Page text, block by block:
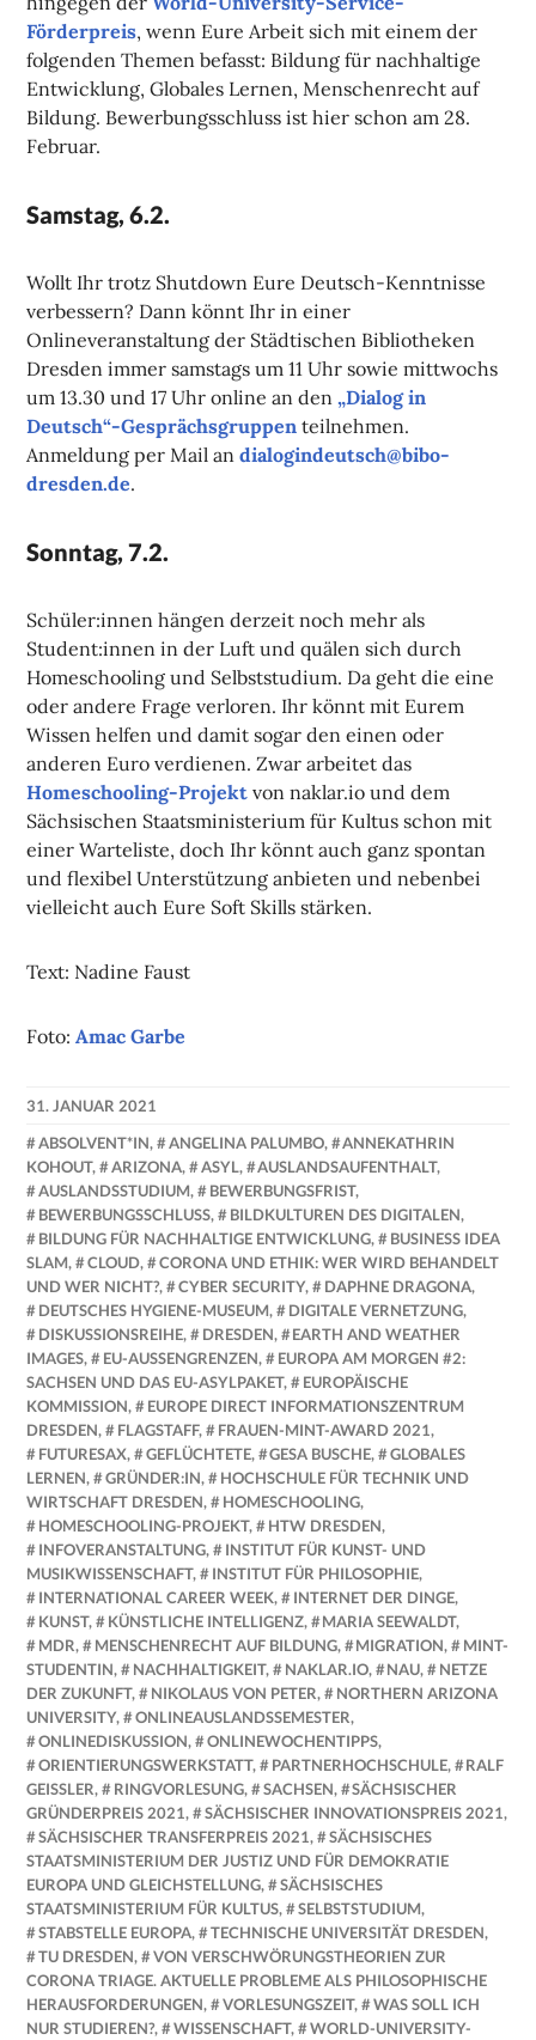
Förderpreis, wenn Eure Arbeit sich mit einem der
folgenden Themen befasst: Bildung für nachhaltige
Entwicklung, Globales Lernen, Menschenrecht auf
Bildung. Bewerbungsschluss ist hier schon am 28.
Februar.
Samstag, 6.2.
Wollt Ihr trotz Shutdown Eure Deutsch-Kenntnisse
verbessern? Dann könnt Ihr in einer
Onlineveranstaltung der Städtischen Bibliotheken
Dresden immer samstags um 11 Uhr sowie mittwochs
um 13.30 und 17 Uhr online an den„Dialog in
Deutsch“-Gesprächsgruppen teilnehmen.
Anmeldung per Mail andialogindeutsch@bibo-
dresden.de.
Sonntag, 7.2.
Schüler:innen hängen derzeit noch mehr als
Student:innen in der Luft und quälen sich durch
Homeschooling und Selbststudium. Da geht die eine
oder andere Frage verloren. Ihr könnt mit Eurem
Wissen helfen und damit sogar den einen oder
anderen Euro verdienen. Zwar arbeitet das
Homeschooling-Projekt von naklar.io und dem
Sächsischen Staatsministerium für Kultus schon mit
einer Warteliste, doch Ihr könnt auch ganz spontan
und flexibel Unterstützung anbieten und nebenbei
vielleicht auch Eure Soft Skills stärken.
Text: Nadine Faust
Foto:Amac Garbe
31. JANUAR 2021
NADINE
FAUST
ABSOLVENT*IN, ANGELINA PALUMBO,
ANNEKATHRIN
KOHOUT, ARIZONA, ASYL, AUSLANDSAUFENTHALT,
AUSLANDSSTUDIUM, BEWERBUNGSFRIST,
BEWERBUNGSSCHLUSS, BILDKULTUREN DES DIGITALEN,
BILDUNG FÜR NACHHALTIGE ENTWICKLUNG,
BUSINESS IDEA
SLAM, CLOUD,
CORONA UND ETHIK: WER WIRD BEHANDELT
UND WER NICHT?, CYBER SECURITY, DAPHNE DRAGONA,
DEUTSCHES HYGIENE-MUSEUM, DIGITALE VERNETZUNG,
DISKUSSIONSREIHE, DRESDEN,
EARTH AND WEATHER
IMAGES, EU-AUSSENGRENZEN ,
EUROPA AM MORGEN #2:
SACHSEN UND DAS EU-ASYLPAKET,
EUROPÄISCHE
KOMMISSION,
EUROPE DIRECT INFORMATIONSZENTRUM
DRESDEN, FLAGSTAFF, FRAUEN-MINT-AWARD 2021,
FUTURESAX, GEFLÜCHTETE, GESA BUSCHE,
GLOBALES
LERNEN, GRÜNDER:IN,
HOCHSCHULE FÜR TECHNIK UND
WIRTSCHAFT DRESDEN, HOMESCHOOLING,
HOMESCHOOLING-PROJEKT, HTW DRESDEN,
INFOVERANSTALTUNG,
INSTITUT FÜR KUNST- UND
MUSIKWISSENSCHAFT, INSTITUT FÜR PHILOSOPHIE,
INTERNATIONAL CAREER WEEK, INTERNET DER DINGE,
KUNST, KÜNSTLICHE INTELLIGENZ, MARIA SEEWALDT,
MDR, MENSCHENRECHT AUF BILDUNG, MIGRATION,
MINT-
STUDENTIN, NACHHALTIGKEIT, NAKLAR.IO, NAU,
NETZE
DER ZUKUNFT, NIKOLAUS VON PETER,
NORTHERN ARIZONA
UNIVERSITY, ONLINEAUSLANDSSEMESTER,
ONLINEDISKUSSION, ONLINEWOCHENTIPPS,
ORIENTIERUNGSWERKSTATT, PARTNERHOCHSCHULE,
RALF
GEISSLER , RINGVORLESUNG, SACHSEN,
SÄCHSISCHER
GRÜNDERPREIS 2021, SÄCHSISCHER INNOVATIONSPREIS 2021,
SÄCHSISCHER TRANSFERPREIS 2021,
SÄCHSISCHES
STAATSMINISTERIUM DER JUSTIZ UND FÜR DEMOKRATIE
EUROPA UND GLEICHSTELLUNG,
SÄCHSISCHES
STAATSMINISTERIUM FÜR KULTUS, SELBSTSTUDIUM,
STABSTELLE EUROPA, TECHNISCHE UNIVERSITÄT DRESDEN,
TU DRESDEN,
VON VERSCHWÖRUNGSTHEORIEN ZUR
CORONA TRIAGE. AKTUELLE PROBLEME ALS PHILOSOPHISCHE
HERAUSFORDERUNGEN, VORLESUNGSZEIT,
WAS SOLL ICH
NUR STUDIEREN?, WISSENSCHAFT,
WORLD-UNIVERSITY-